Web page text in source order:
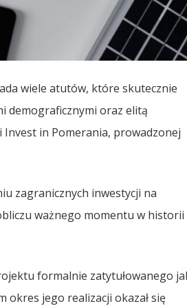
wiele atutów, które skutecznie
demograficznymi oraz elitą
in Pomerania, prowadzonej
zagranicznych inwestycji na
ważnego momentu w historii
formalnie zatytułowanego
okres jego realizacji okazał się